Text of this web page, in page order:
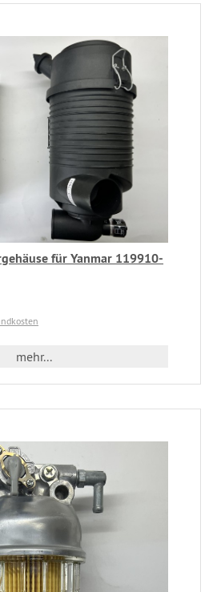
für Yanmar 119910-
mehr...